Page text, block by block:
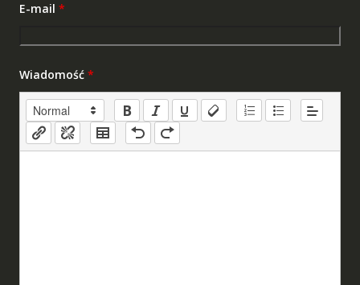
E-mail *
Wiadomość *